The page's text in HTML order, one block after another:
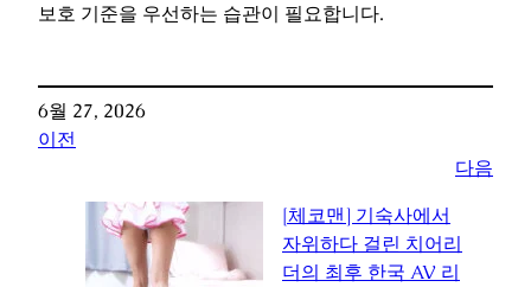
보호 기준을 우선하는 습관이 필요합니다.
6월 27, 2026
이전
다음
[체코맨] 기숙사에서
자위하다 걸린 치어리
더의 최후 한국 AV 리